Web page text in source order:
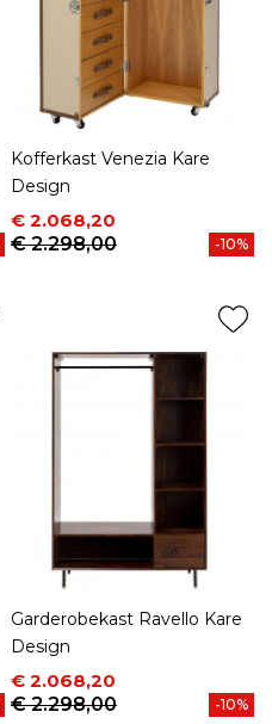
Kofferkast Venezia Kare
Design
Prijs
€ 2.068,20
Normale prijs
€ 2.298,00
-10%
Garderobekast Ravello Kare
Design
Prijs
€ 2.068,20
Normale prijs
€ 2.298,00
-10%